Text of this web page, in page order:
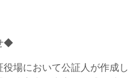
◆
場において公証人が作成し